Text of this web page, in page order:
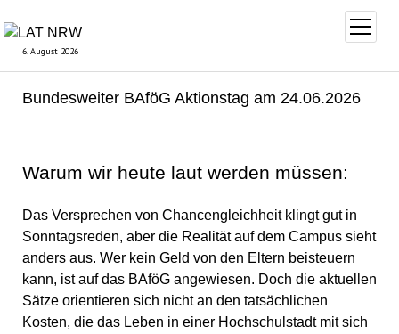
6. August 2026
Menü
öffnen
Bundesweiter BAföG Aktionstag am 24.06.2026
Warum wir heute laut werden müssen:
Das Versprechen von Chancengleichheit klingt gut in
Sonntagsreden, aber die Realität auf dem Campus sieht
anders aus. Wer kein Geld von den Eltern beisteuern
kann, ist auf das BAföG angewiesen. Doch die aktuellen
Sätze orientieren sich nicht an den tatsächlichen
Kosten, die das Leben in einer Hochschulstadt mit sich